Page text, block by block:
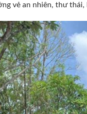
vẻ an nhiên, thư